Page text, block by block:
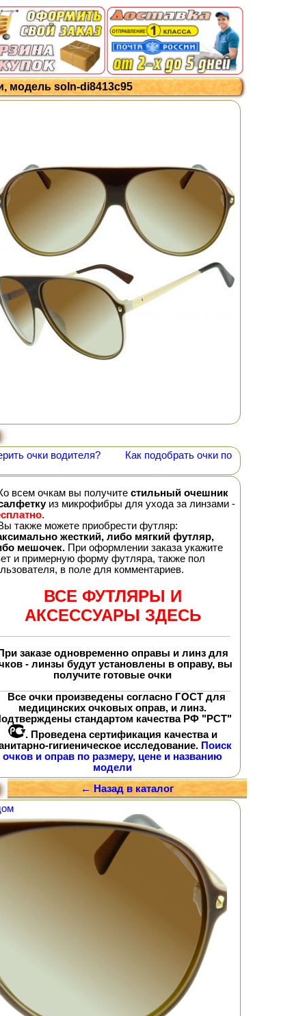
модель soln-di8413c95
очки водителя?
Как подобрать очки по
всем очкам вы получите стильный очешник
из микрофибры для ухода за линзами -
.
также можете приобрести футляр:
жесткий, либо мягкий футляр,
мешочек. При оформлении заказа укажите
и примерную форму футляра, также пол
в поле для комментариев.
ВСЕ ФУТЛЯРЫ И
АКСЕССУАРЫ ЗДЕСЬ
При заказе одновременнооправы и линз для
- линзы будут установлены в оправу, вы
получите готовые очки
Все очки произведены согласно ГОСТ для
медицинских очковых оправ, и линз.
стандартом качества РФ "РСТ"
. Проведена сертификация качества и
гигиеническое исследование. Поиск
очков и оправ по размеру, цене и названию
модели
← Назад в каталог